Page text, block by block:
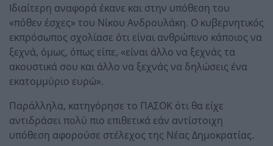
Ιδιαίτερη αναφορά έκανε και στην υπόθεση του
«πόθεν έσχες» του Νίκου Ανδρουλάκη. Ο κυβερνητικός
εκπρόσωπος σχολίασε ότι είναι ανθρώπινο κάποιος να
ξεχνά, όμως, όπως είπε, «είναι άλλο να ξεχνάς τα
ακουστικά σου και άλλο να ξεχνάς να δηλώσεις ένα
εκατομμύριο ευρώ».
Παράλληλα, κατηγόρησε το ΠΑΣΟΚ ότι θα είχε
αντιδράσει πολύ πιο επιθετικά εάν αντίστοιχη
υπόθεση αφορούσε στέλεχος της Νέας Δημοκρατίας.